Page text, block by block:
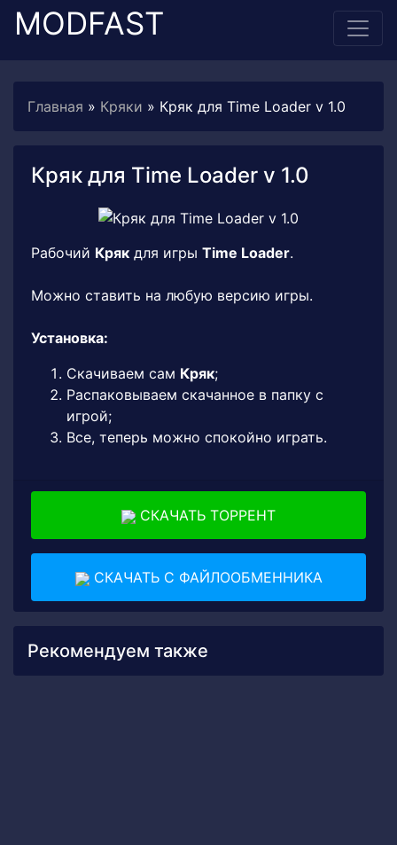
MODFAST
Главная » Кряки » Кряк для Time Loader v 1.0
Кряк для Time Loader v 1.0
Рабочий Кряк для игры Time Loader.
Можно ставить на любую версию игры.
Установка:
Скачиваем сам Кряк;
Распаковываем скачанное в папку с
игрой;
Все, теперь можно спокойно играть.
СКАЧАТЬ ТОРРЕНТ
СКАЧАТЬ С ФАЙЛООБМЕННИКА
Рекомендуем также